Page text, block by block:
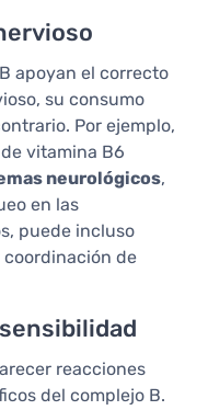
apoyan el correcto
su consumo
Por ejemplo,
vitamina B6
neurológicos,
en las
puede incluso
de
reacciones
del complejo B.